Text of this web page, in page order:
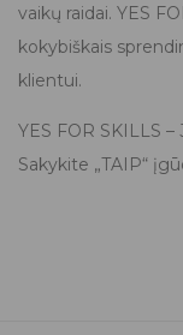
vaikų raidai. YES
kokybiškais
klientui.
YES FOR SKILLS
Sakykite „TAIP“